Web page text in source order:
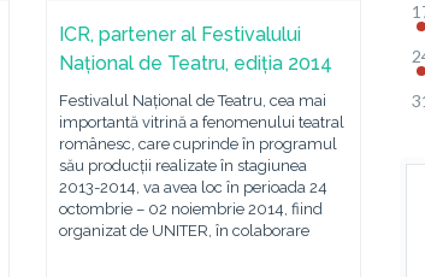
ICR, partener al Festivalului
Național de Teatru, ediția 2014
Festivalul Național de Teatru, cea mai
importantă vitrină a fenomenului teatral
românesc, care cuprinde în programul
său producții realizate în stagiunea
2013-2014, va avea loc în perioada 24
octombrie – 02 noiembrie 2014, fiind
organizat de UNITER, în colaborare